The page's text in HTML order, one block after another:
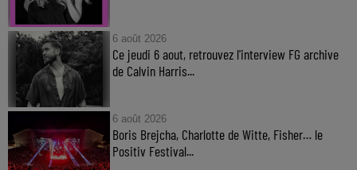
6 août 2026
Ce jeudi 6 aout, retrouvez l'interview FG archive
de Calvin Harris...
6 août 2026
Boris Brejcha, Charlotte de Witte, Fisher… le
Positiv Festival...